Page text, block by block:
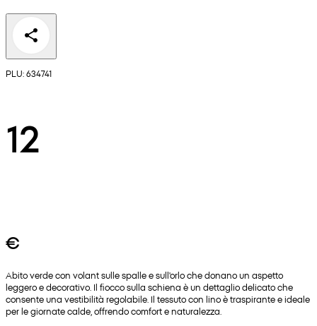
PLU: 634741
12
€
Abito verde con volant sulle spalle e sull'orlo che donano un aspetto
leggero e decorativo. Il fiocco sulla schiena è un dettaglio delicato che
consente una vestibilità regolabile. Il tessuto con lino è traspirante e ideale
per le giornate calde, offrendo comfort e naturalezza.